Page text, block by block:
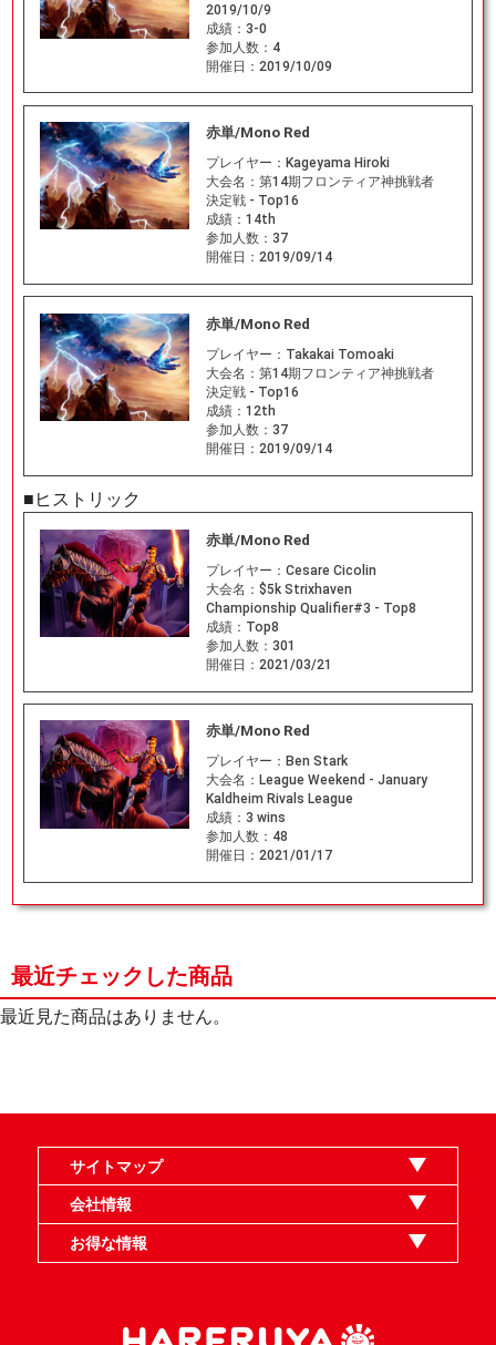
2019/10/9
成績： 3-0
参加人数： 4
開催日： 2019/10/09
赤単/Mono Red
プレイヤー： Kageyama Hiroki
大会名： 第14期フロンティア神挑戦者
決定戦 - Top16
成績： 14th
参加人数： 37
開催日： 2019/09/14
赤単/Mono Red
プレイヤー： Takakai Tomoaki
大会名： 第14期フロンティア神挑戦者
決定戦 - Top16
成績： 12th
参加人数： 37
開催日： 2019/09/14
■ヒストリック
赤単/Mono Red
プレイヤー： Cesare Cicolin
大会名： $5k Strixhaven
Championship Qualifier#3 - Top8
成績： Top8
参加人数： 301
開催日： 2021/03/21
赤単/Mono Red
プレイヤー： Ben Stark
大会名： League Weekend - January
Kaldheim Rivals League
成績： 3 wins
参加人数： 48
開催日： 2021/01/17
最近チェックした商品
最近見た商品はありません。
サイトマップ
オンラインショップ
買取
記事
選手一覧
デッキ検索
デッキ構築
イベント・大会
店舗のご案内
お問い合わせ
ヘルプ
FAQ
会社情報
利用規約
スタッフ募集
特定商取引法表示
個人情報保護指針
企業情報
お得な情報